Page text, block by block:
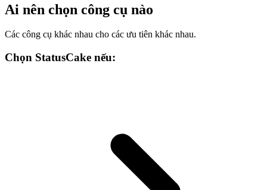
Ai nên chọn công cụ nào
Các công cụ khác nhau cho các ưu tiên khác nhau.
Chọn StatusCake nếu: